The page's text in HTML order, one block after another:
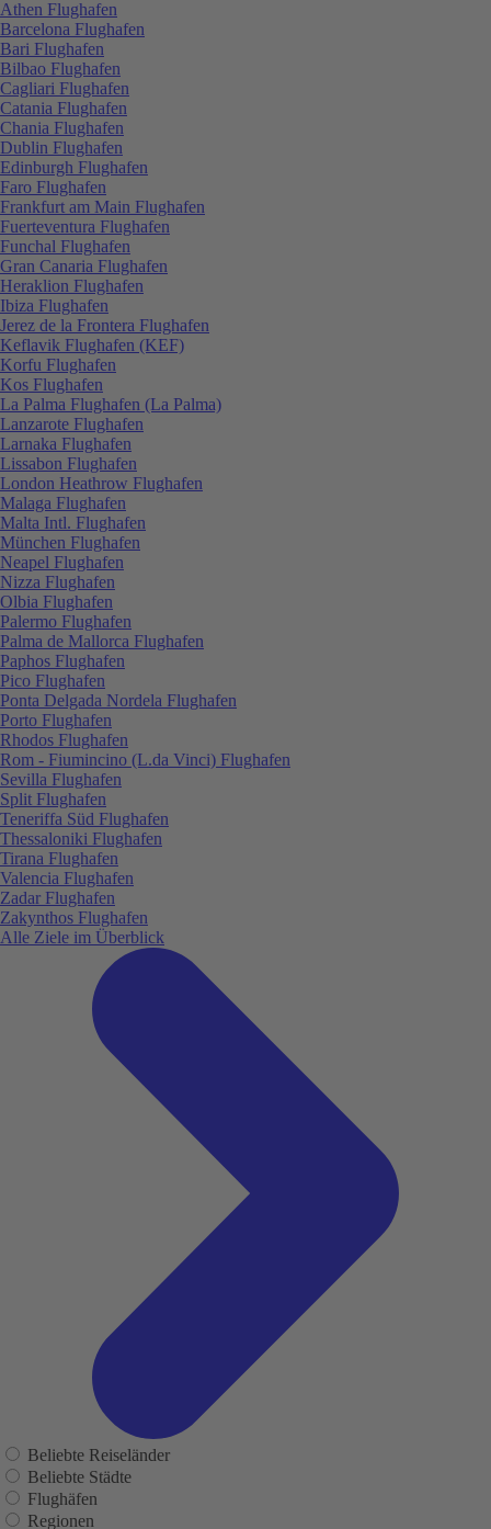
Athen Flughafen
Barcelona Flughafen
Bari Flughafen
Bilbao Flughafen
Cagliari Flughafen
Catania Flughafen
Chania Flughafen
Dublin Flughafen
Edinburgh Flughafen
Faro Flughafen
Frankfurt am Main Flughafen
Fuerteventura Flughafen
Funchal Flughafen
Gran Canaria Flughafen
Heraklion Flughafen
Ibiza Flughafen
Jerez de la Frontera Flughafen
Keflavik Flughafen (KEF)
Korfu Flughafen
Kos Flughafen
La Palma Flughafen (La Palma)
Lanzarote Flughafen
Larnaka Flughafen
Lissabon Flughafen
London Heathrow Flughafen
Malaga Flughafen
Malta Intl. Flughafen
München Flughafen
Neapel Flughafen
Nizza Flughafen
Olbia Flughafen
Palermo Flughafen
Palma de Mallorca Flughafen
Paphos Flughafen
Pico Flughafen
Ponta Delgada Nordela Flughafen
Porto Flughafen
Rhodos Flughafen
Rom - Fiumincino (L.da Vinci) Flughafen
Sevilla Flughafen
Split Flughafen
Teneriffa Süd Flughafen
Thessaloniki Flughafen
Tirana Flughafen
Valencia Flughafen
Zadar Flughafen
Zakynthos Flughafen
Alle Ziele im Überblick
Beliebte Reiseländer
Beliebte Städte
Flughäfen
Regionen